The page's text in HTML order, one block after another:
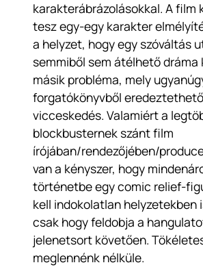
karakterábrázolásokkal. A film
tesz egy-egy karakter
a helyzet, hogy egy szóváltás
semmiből sem átélhető dráma
másik probléma, mely
forgatókönyvből
vicceskedés. Valamiért a
blockbusternek szánt film
írójában/rendezőjében/
van a kényszer, hogy
történetbe egy comic relief-
kell indokolatlan helyzetekben
csak hogy feldobja a
jelenetsort követően.
meglennénk nélküle.